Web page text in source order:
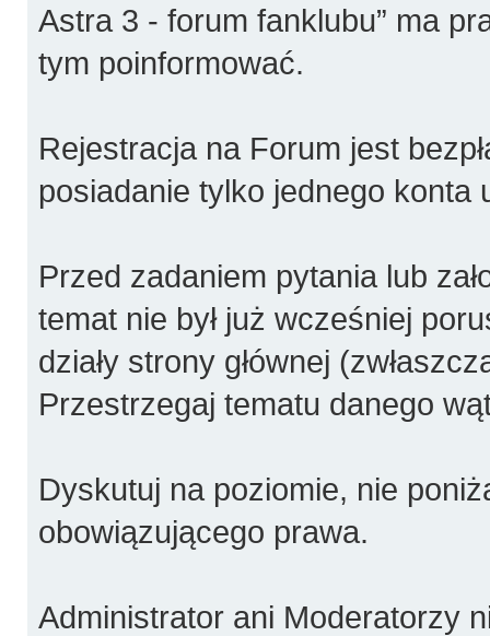
Astra 3 - forum fanklubu” ma
tym poinformować.
Rejestracja na Forum jest
posiadanie tylko jednego konta
Przed zadaniem pytania lub
temat nie był już wcześniej
działy strony głównej
Przestrzegaj tematu danego
Dyskutuj na poziomie, nie
obowiązującego prawa.
Administrator ani Moderatorzy